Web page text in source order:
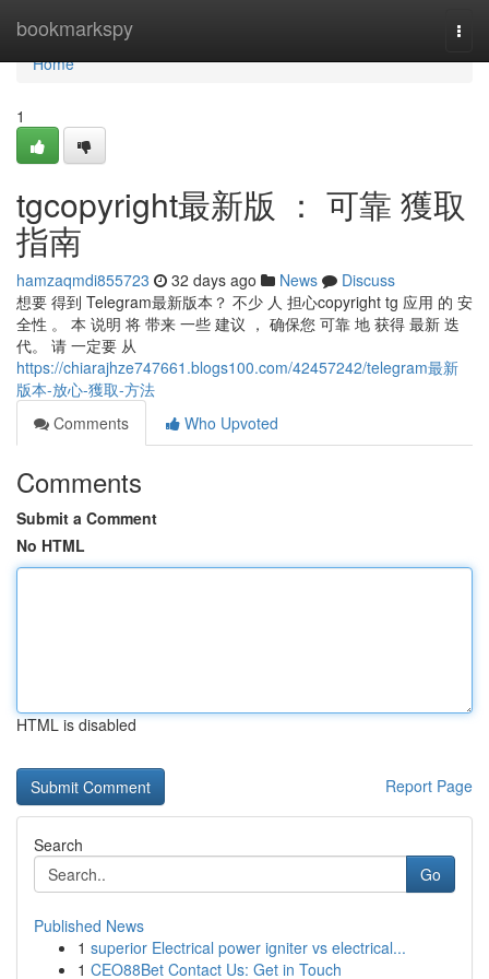
bookmarkspy
Home
Home
1
tgcopyright最新版 ： 可靠 獲取
指南
hamzaqmdi855723 32 days ago News
Discuss
想要 得到 Telegram最新版本？ 不少 人 担心copyright tg 应用 的 安
全性 。 本 说明 将 带来 一些 建议 ， 确保您 可靠 地 获得 最新 迭
代。 请 一定要 从
https://chiarajhze747661.blogs100.com/42457242/telegram最新
版本-放心-獲取-方法
Comments
Who Upvoted
Comments
Submit a Comment
No HTML
HTML is disabled
Report Page
Search
Go
Published News
1 superior Electrical power igniter vs electrical...
1 CEO88Bet Contact Us: Get in Touch